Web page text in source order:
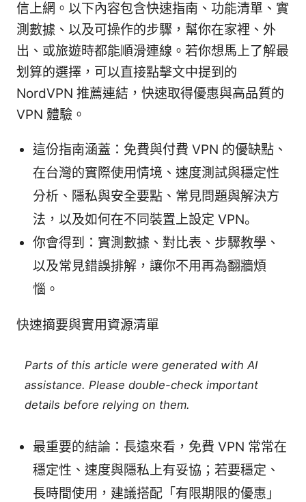
信上網。以下內容包含快速指南、功能清單、實
測數據、以及可操作的步驟，幫你在家裡、外
出、或旅遊時都能順滑連線。若你想馬上了解最
划算的選擇，可以直接點擊文中提到的
NordVPN 推薦連結，快速取得優惠與高品質的
VPN 體驗。
這份指南涵蓋：免費與付費 VPN 的優缺點、
在台灣的實際使用情境、速度測試與穩定性
分析、隱私與安全要點、常見問題與解決方
法，以及如何在不同裝置上設定 VPN。
你會得到：實測數據、對比表、步驟教學、
以及常見錯誤排解，讓你不用再為翻牆煩
惱。
快速摘要與實用資源清單
Parts of this article were generated with AI
assistance. Please double-check important
details before relying on them.
最重要的結論：長遠來看，免費 VPN 常常在
穩定性、速度與隱私上有妥協；若要穩定、
長時間使用，建議搭配「有限期限的優惠」